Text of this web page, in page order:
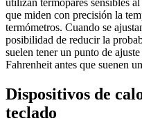
utilizan termopares sensibles
que miden con precisión la
termómetros. Cuando se
posibilidad de reducir la
suelen tener un punto de
Fahrenheit antes que suenen
Dispositivos de
teclado